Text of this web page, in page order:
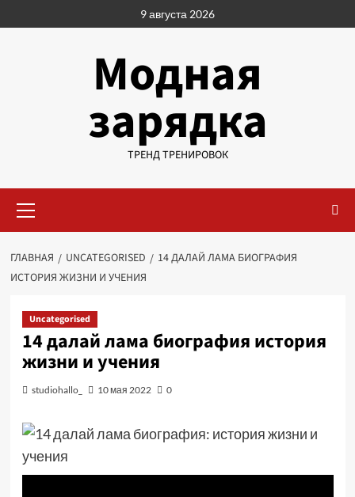
к
9 августа 2026
Модная
зарядка
ТРЕНД ТРЕНИРОВОК
меню
ГЛАВНАЯ UNCATEGORISED
14 ДАЛАЙ ЛАМА БИОГРАФИЯ
ИСТОРИЯ ЖИЗНИ И УЧЕНИЯ
Uncategorised
14 далай лама биография история
жизни и учения
studiohallo_ 10 мая 2022 0